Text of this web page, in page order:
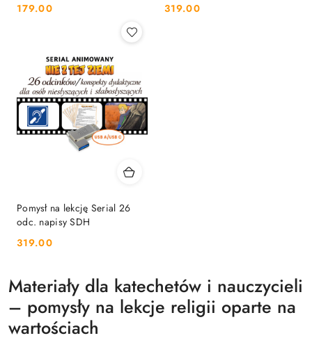
Cena:
179.00 Cena:
319.00
Pomysł na lekcję Serial 26
odc. napisy SDH
Cena:
319.00
Materiały dla katechetów i nauczycieli
– pomysły na lekcje religii oparte na
wartościach